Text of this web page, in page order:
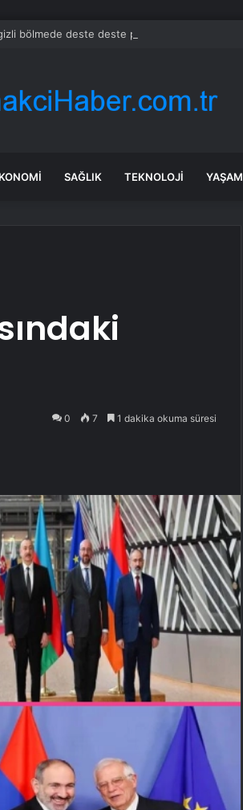
bölmede deste deste para buldu
SAĞLIK TEKNOLOJI YAŞAM
0 7 1 dakika okuma süresi